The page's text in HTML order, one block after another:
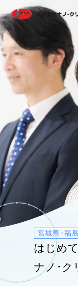
トップ
わた
ニュ
サー
人
会社
カス
プラ
宮城県･福
はじめ
ナノ･ク